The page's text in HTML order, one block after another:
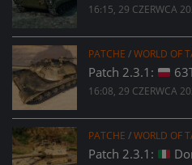
16:15, 29 CZERWCA
PATCHE /WORLD OF
Patch 2.3.1:
16:08, 29 CZERWCA
PATCHE /WORLD OF
Patch 2.3.1: